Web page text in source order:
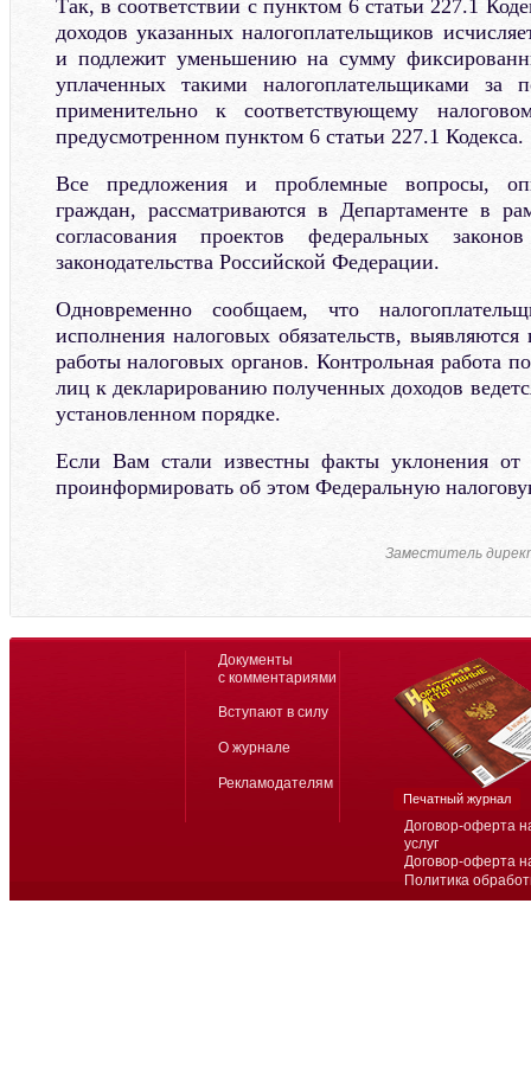
Так, в соответствии с пунктом 6 статьи 227.1
доходов указанных налогоплательщиков
и подлежит уменьшению на сумму
уплаченных такими налогоплательщиками за
применительно к соответствующему
предусмотренном пунктом 6 статьи 227.1 Кодекса.
Все предложения и проблемные вопросы,
граждан, рассматриваются в Департаменте в
согласования проектов федеральных
законодательства Российской Федерации.
Одновременно сообщаем, что
исполнения налоговых обязательств, выявляются
работы налоговых органов. Контрольная работа
лиц к декларированию полученных доходов
установленном порядке.
Если Вам стали известны факты уклонения от
проинформировать об этом Федеральную
Заместитель
Договор-оферта
услуг
Договор-оферта
Политика
Документы
с комментариями
Вступают в силу
О журнале
Рекламодателям
Печатный журнал